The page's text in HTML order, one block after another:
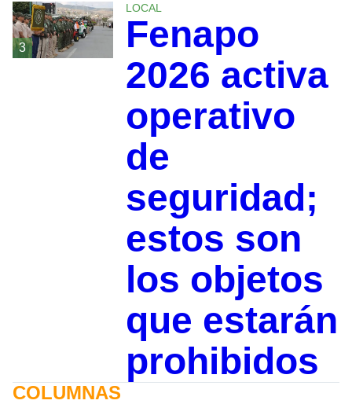
3
LOCAL
Fenapo
2026 activa
operativo
de
seguridad;
estos son
los objetos
que estarán
prohibidos
COLUMNAS